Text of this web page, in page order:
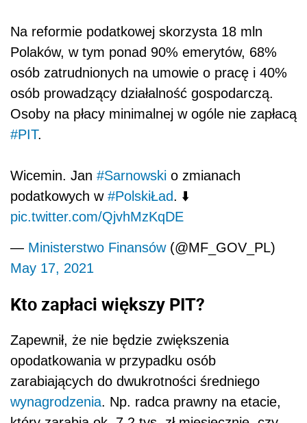
Na reformie podatkowej skorzysta 18 mln
Polaków, w tym ponad 90% emerytów, 68%
osób zatrudnionych na umowie o pracę i 40%
osób prowadzący działalność gospodarczą.
Osoby na płacy minimalnej w ogóle nie zapłacą
#PIT.
Wicemin. Jan #Sarnowski o zmianach
podatkowych w #PolskiŁad. ⬇️
pic.twitter.com/QjvhMzKqDE
— Ministerstwo Finansów(@MF_GOV_PL)
May 17, 2021
Kto zapłaci większy PIT?
Zapewnił, że nie będzie zwiększenia
opodatkowania w przypadku osób
zarabiających do dwukrotności średniego
wynagrodzenia. Np. radca prawny na etacie,